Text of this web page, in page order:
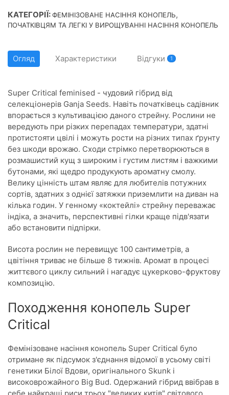
КАТЕГОРІЇ:ФЕМІНІЗОВАНЕ НАСІННЯ КОНОПЕЛЬ,
ПОЧАТКІВЦЯМ ТА ЛЕГКІ У ВИРОЩУВАННІ НАСІННЯ КОНОПЕЛЬ
Огляд Характеристики Відгуки 1
Super Critical feminised - чудовий гібрид від
селекціонерів Ganja Seeds. Навіть початківець садівник
впорається з культивацією даного стрейну. Рослини не
вередують при різких перепадах температури, здатні
протистояти цвілі і можуть рости на різних типах ґрунту
без шкоди врожаю. Сходи стрімко перетворюються в
розмашистий кущ з широким і густим листям і важкими
бутонами, які щедро продукують ароматну смолу.
Велику цінність штам являє для любителів потужних
сортів, здатних з однієї затяжки приземлити на диван на
кілька годин. У генному «коктейлі» стрейну переважає
індіка, а значить, перспективні гілки краще підв'язати
або встановити підпірки.
Висота рослин не перевищує 100 сантиметрів, а
цвітіння триває не більше 8 тижнів. Аромат в процесі
життєвого циклу сильний і нагадує цукерково-фруктову
композицію.
Походження конопель Super
Critical
Фемінізоване насіння конопель Super Critical було
отримане як підсумок з'єднання відомої в усьому світі
генетики Білої Вдови, оригінального Skunk і
високоврожайного Big Bud. Одержаний гібрид ввібрав в